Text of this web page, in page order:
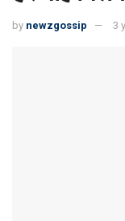
by newzgossip 3